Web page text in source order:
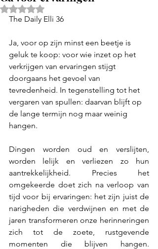
Beoordeeld met NaN uit 5 sterren.
The Daily Elli 36
Ja, voor op zijn minst een beetje is
geluk te koop: voor wie inzet op het
verkrijgen van ervaringen stijgt
doorgaans het gevoel van
tevredenheid. In tegenstelling tot het
vergaren van spullen: daarvan blijft op
de lange termijn nog maar weinig
hangen.
Dingen worden oud en verslijten,
worden lelijk en verliezen zo hun
aantrekkelijkheid. Precies het
omgekeerde doet zich na verloop van
tijd voor bij ervaringen: het zijn juist de
narigheden die verdwijnen en met de
jaren transformeren onze herinneringen
zich tot de zoete, rustgevende
momenten die blijven hangen.